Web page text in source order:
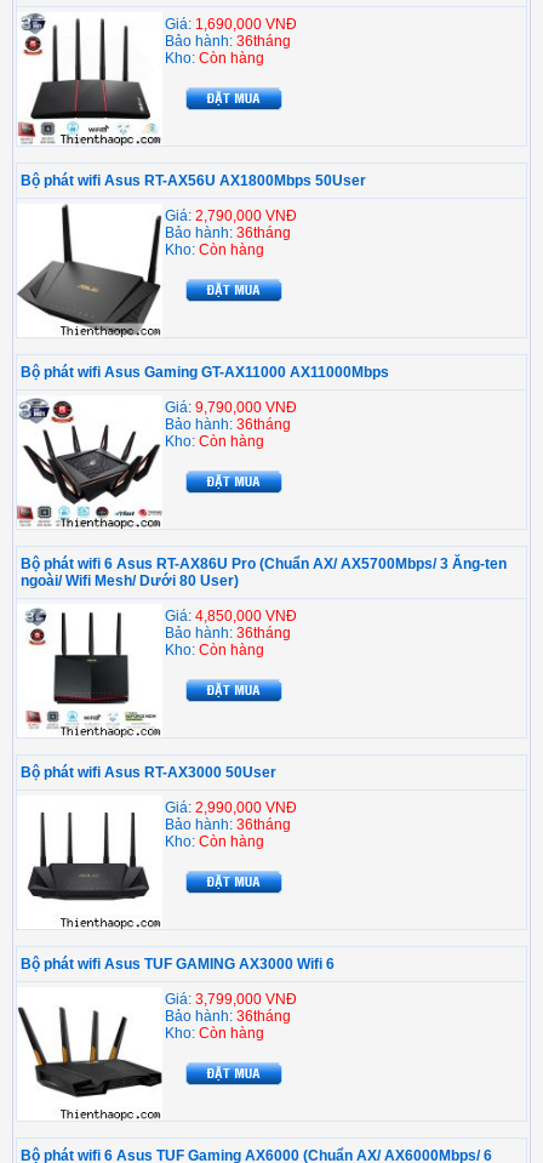
Giá: 1,690,000 VNĐ
Bảo hành: 36tháng
Kho: Còn hàng
Bộ phát wifi Asus RT-AX56U AX1800Mbps 50User
Giá: 2,790,000 VNĐ
Bảo hành: 36tháng
Kho: Còn hàng
Bộ phát wifi Asus Gaming GT-AX11000 AX11000Mbps
Giá: 9,790,000 VNĐ
Bảo hành: 36tháng
Kho: Còn hàng
Bộ phát wifi 6 Asus RT-AX86U Pro (Chuẩn AX/ AX5700Mbps/ 3 Ăng-ten
ngoài/ Wifi Mesh/ Dưới 80 User)
Giá: 4,850,000 VNĐ
Bảo hành: 36tháng
Kho: Còn hàng
Bộ phát wifi Asus RT-AX3000 50User
Giá: 2,990,000 VNĐ
Bảo hành: 36tháng
Kho: Còn hàng
Bộ phát wifi Asus TUF GAMING AX3000 Wifi 6
Giá: 3,799,000 VNĐ
Bảo hành: 36tháng
Kho: Còn hàng
Bộ phát wifi 6 Asus TUF Gaming AX6000 (Chuẩn AX/ AX6000Mbps/ 6